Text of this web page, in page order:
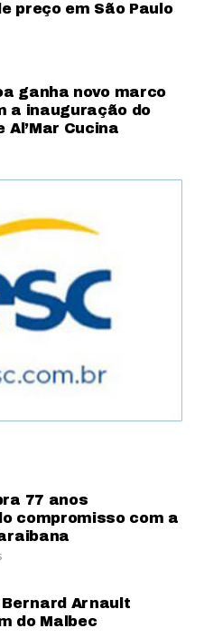
preço em São Paulo
ganha novo marco
a inauguração do
Al’Mar Cucina
77 anos
compromisso com a
Arnault
do Malbec